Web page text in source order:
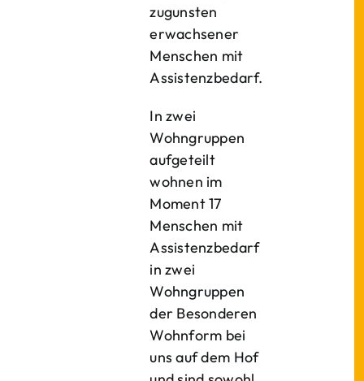
zugunsten
erwachsener
Menschen mit
Assistenzbedarf.
In zwei
Wohngruppen
aufgeteilt
wohnen im
Moment 17
Menschen mit
Assistenzbedarf
in zwei
Wohngruppen
der Besonderen
Wohnform bei
uns auf dem Hof